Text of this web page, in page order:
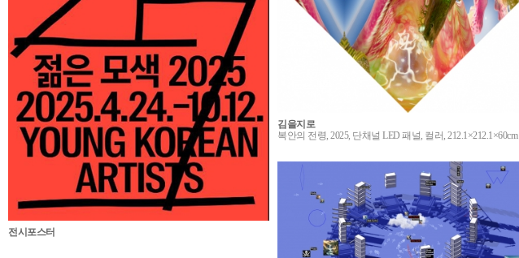
전시포스터
김을지로
복안의 전령, 2025, 단채널 LED 패널, 컬러, 212.1×212.1×60cm